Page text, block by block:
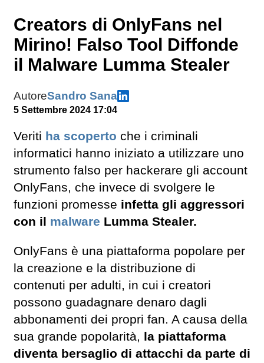
Creators di OnlyFans nel
Mirino! Falso Tool Diffonde
il Malware Lumma Stealer
AutoreSandro Sana
5 Settembre 2024 17:04
Veriti ha scoperto che i criminali
informatici hanno iniziato a utilizzare uno
strumento falso per hackerare gli account
OnlyFans, che invece di svolgere le
funzioni promesse infetta gli aggressori
con il malware Lumma Stealer.
OnlyFans è una piattaforma popolare per
la creazione e la distribuzione di
contenuti per adulti, in cui i creatori
possono guadagnare denaro dagli
abbonamenti dei propri fan. A causa della
sua grande popolarità, la piattaforma
diventa bersaglio di attacchi da parte di